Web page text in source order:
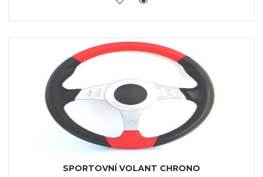
SPORTOVNÍ VOLANT CHRONO